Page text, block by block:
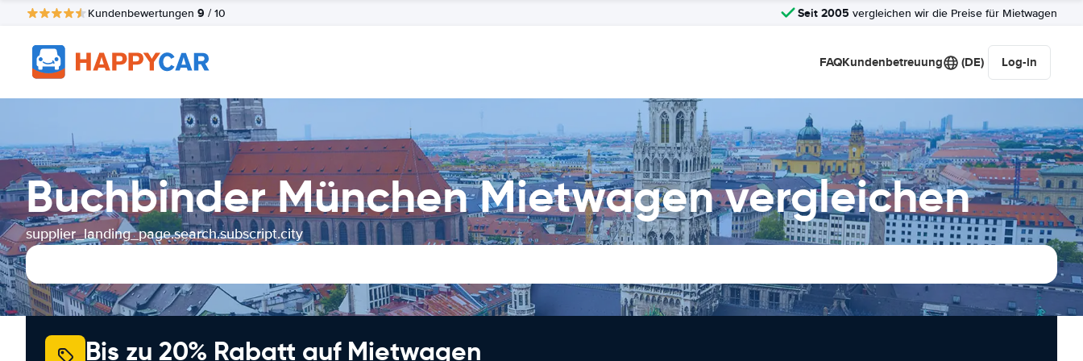
Kundenbewertungen 9 / 10 Seit 2005 vergleichen wir die Preise für Mietwagen
FAQKundenbetreuung (DE) Log-in
Buchbinder München Mietwagen vergleichen
supplier_landing_page.search.subscript.city
Bis zu 20% Rabatt auf Mietwagen